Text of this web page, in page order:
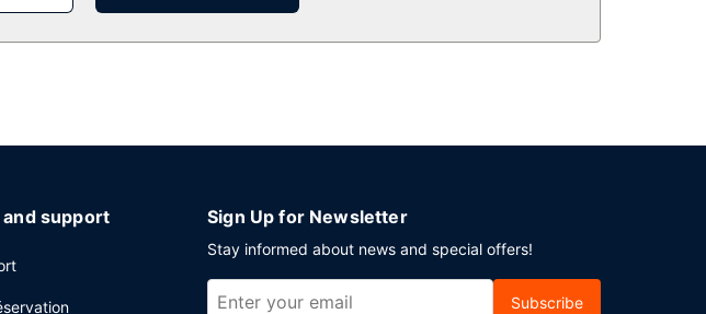
and support Sign Up for Newsletter
Stay informed about news and special offers!
Subscribe